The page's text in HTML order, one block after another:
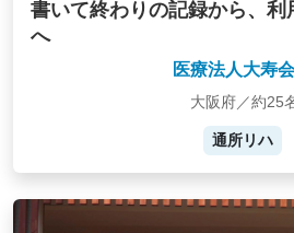
書いて終わりの記録から、利
へ
医療法人大寿
大阪府／約25
通所リハ